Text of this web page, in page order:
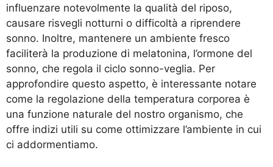
influenzare notevolmente la qualità del riposo,
causare risvegli notturni o difficoltà a riprendere
sonno. Inoltre, mantenere un ambiente fresco
faciliterà la produzione di melatonina, l’ormone del
sonno, che regola il ciclo sonno-veglia. Per
approfondire questo aspetto, è interessante notare
come la regolazione della temperatura corporea è
una funzione naturale del nostro organismo, che
offre indizi utili su come ottimizzare l’ambiente in cui
ci addormentiamo.